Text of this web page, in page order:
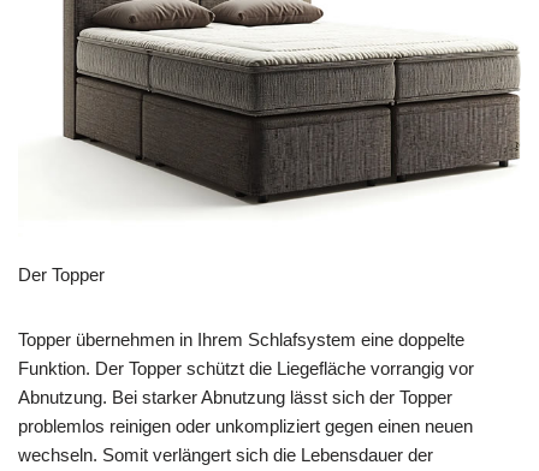
Der Topper
Topper übernehmen in Ihrem Schlafsystem eine doppelte
Funktion. Der Topper schützt die Liegefläche vorrangig vor
Abnutzung. Bei starker Abnutzung lässt sich der Topper
problemlos reinigen oder unkompliziert gegen einen neuen
wechseln. Somit verlängert sich die Lebensdauer der